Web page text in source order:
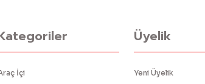
İçi
Üyelik
Yeni Üyelik